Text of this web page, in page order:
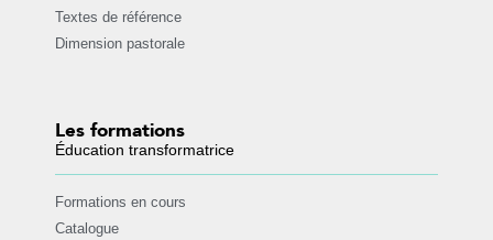
Textes de référence
Dimension pastorale
Les formations
Éducation transformatrice
Formations en cours
Catalogue